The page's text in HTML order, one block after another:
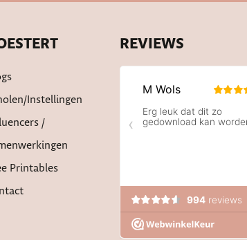
instellingen
/
Printables
REVIEWS